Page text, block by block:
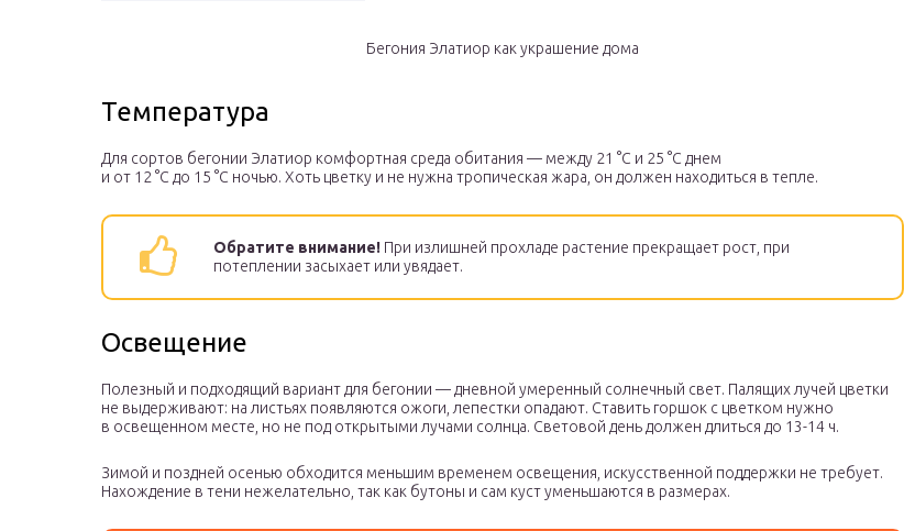
Бегония Элатиор как украшение дома
Температура
Для сортов бегонии Элатиор комфортная среда обитания — между 21 °С и 25 °С днем
и от 12 °С до 15 °С ночью. Хоть цветку и не нужна тропическая жара, он должен находиться в тепле.
Обратите внимание! При излишней прохладе растение прекращает рост, при
потеплении засыхает или увядает.
Освещение
Полезный и подходящий вариант для бегонии — дневной умеренный солнечный свет. Палящих лучей цветки
не выдерживают: на листьях появляются ожоги, лепестки опадают. Ставить горшок с цветком нужно
в освещенном месте, но не под открытыми лучами солнца. Световой день должен длиться до 13-14 ч.
Зимой и поздней осенью обходится меньшим временем освещения, искусственной поддержки не требует.
Нахождение в тени нежелательно, так как бутоны и сам куст уменьшаются в размерах.